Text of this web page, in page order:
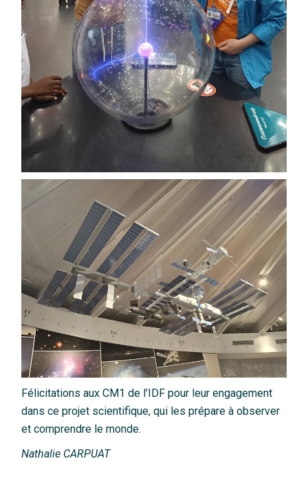
Félicitations aux CM1 de l’IDF pour leur engagement
dans ce projet scientifique, qui les prépare à observer
et comprendre le monde.
Nathalie CARPUAT